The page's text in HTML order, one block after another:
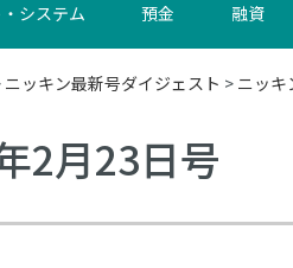
システム 預金 融資
ニッキン最新号ダイジェスト > ニッキ
2月23日号